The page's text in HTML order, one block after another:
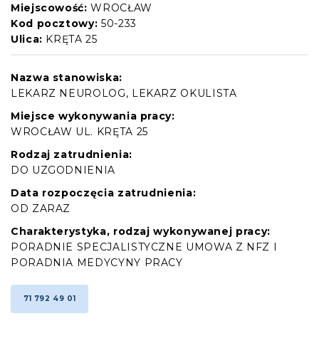
Miejscowość: WROCŁAW
Kod pocztowy: 50-233
Ulica: KRĘTA 25
Nazwa stanowiska:
LEKARZ NEUROLOG, LEKARZ OKULISTA
Miejsce wykonywania pracy:
WROCŁAW UL. KRĘTA 25
Rodzaj zatrudnienia:
DO UZGODNIENIA
Data rozpoczęcia zatrudnienia:
OD ZARAZ
Charakterystyka, rodzaj wykonywanej pracy:
PORADNIE SPECJALISTYCZNE UMOWA Z NFZ I
PORADNIA MEDYCYNY PRACY
71 792 49 01